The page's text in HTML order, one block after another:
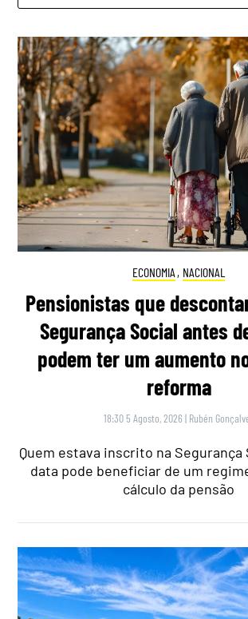
ECONOMIA , NACIONAL
Pensionistas que
Segurança Social antes
podem ter um aumento
reforma
18:30 5 Agosto, 2026 | Rubén
Quem estava inscrito na Segurança
data pode beneficiar de um
cálculo da pensão